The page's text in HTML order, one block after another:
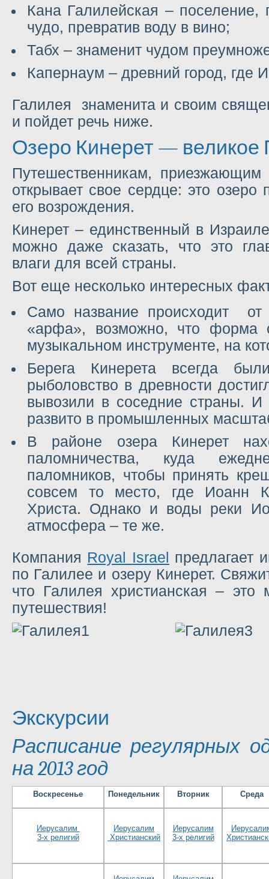
Кана Галилейская –
чудо, превратив воду в вино;
Табх – знаменит чудом
Капернаум – древний город, где
Галилея знаменита и своим
и пойдет речь ниже.
Озеро Кинерет — великое
Путешественникам,
открывает свое сердце: это
его возрождения.
Кинерет – единственный в
можно даже сказать, что это
влаги для всей страны.
Вот еще несколько интересных
Само название происходит от
«арфа», возможно, что форма
музыкальном инструменте, на
Берега Кинерета всегда
рыболовство в древности
вывозили в соседние страны. И
развито в промышленных
В районе озера Кинерет
паломничества, куда
паломников, чтобы принять
совсем то место, где Иоанн
Христа. Однако и воды реки
атмосфера – те же.
Компания Royal Israel
предлагает
по Галилее и озеру Кинерет.
что Галилея христианская – это
путешествия!
Экскурсии
Расписание регулярных
на 2013 год
Воскресенье Понедельник Вторник Среда
Иерусалим
3-х религий
Иерусалим
Христианский
Иерусалим
3-х религий